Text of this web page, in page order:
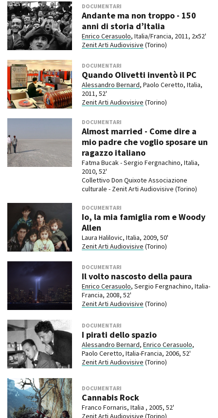
DOCUMENTARI
Andante ma non troppo - 150
anni di storia d’Italia
Enrico Cerasuolo, Italia/Francia, 2011, 2x52'
Zenit Arti Audiovisive (Torino)
DOCUMENTARI
Quando Olivetti inventò il PC
Alessandro Bernard, Paolo Ceretto, Italia,
2011, 52'
Zenit Arti Audiovisive (Torino)
DOCUMENTARI
Almost married - Come dire a
mio padre che voglio sposare un
ragazzo italiano
Fatma Bucak - Sergio Fergnachino, Italia,
2010, 52'
Collettivo Don Quixote Associazione
culturale - Zenit Arti Audiovisive (Torino)
DOCUMENTARI
Io, la mia famiglia rom e Woody
Allen
Laura Halilovic, Italia, 2009, 50'
Zenit Arti Audiovisive (Torino)
DOCUMENTARI
Il volto nascosto della paura
Enrico Cerasuolo, Sergio Fergnachino, Italia-
Francia, 2008, 52'
Zenit Arti Audiovisive (Torino)
DOCUMENTARI
I pirati dello spazio
Alessandro Bernard, Enrico Cerasuolo,
Paolo Ceretto, Italia-Francia, 2006, 52'
Zenit Arti Audiovisive (Torino)
DOCUMENTARI
Cannabis Rock
Franco Fornaris, Italia , 2005, 52'
Zenit Arti Audiovisive (Torino)